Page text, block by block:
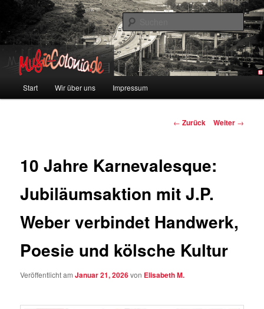
wechseln
music-colonia
Colonia und Musik!
Start Wir über uns Impressum
Beitragsnavigation
← Zurück Weiter →
10 Jahre Karnevalesque:
Jubiläumsaktion mit J.P.
Weber verbindet Handwerk,
Poesie und kölsche Kultur
Veröffentlicht amJanuar 21, 2026von Elisabeth M.